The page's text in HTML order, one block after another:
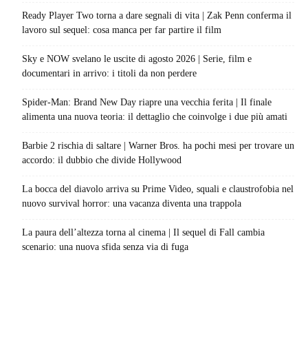
Ready Player Two torna a dare segnali di vita | Zak Penn conferma il
lavoro sul sequel: cosa manca per far partire il film
Sky e NOW svelano le uscite di agosto 2026 | Serie, film e
documentari in arrivo: i titoli da non perdere
Spider-Man: Brand New Day riapre una vecchia ferita | Il finale
alimenta una nuova teoria: il dettaglio che coinvolge i due più amati
Barbie 2 rischia di saltare | Warner Bros. ha pochi mesi per trovare un
accordo: il dubbio che divide Hollywood
La bocca del diavolo arriva su Prime Video, squali e claustrofobia nel
nuovo survival horror: una vacanza diventa una trappola
La paura dell’altezza torna al cinema | Il sequel di Fall cambia
scenario: una nuova sfida senza via di fuga